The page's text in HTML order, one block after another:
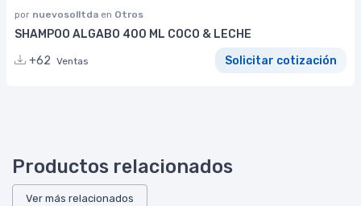
por nuevosolltda en Otros
SHAMPOO ALGABO 400 ML COCO & LECHE
+62 Ventas Solicitar cotización
Productos relacionados
Ver más relacionados